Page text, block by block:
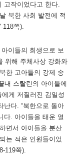
고작이었다고 한다.
북한 사회 발전에 적
118쪽).
이들의 희생으로 보
위해 주체사상 강화와
한 고아들의 강제 송
내 스탈린의 아이들에
게 저질러진 김일성
난다. “북한으로 돌아
다. 아이들을 태운 열
면서 아이들을 분산
는 적은 인원들이었
119쪽).